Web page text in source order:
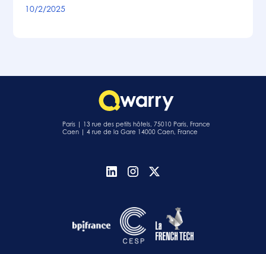
10/2/2025
Paris | 13 rue des petits hôtels, 75010 Paris, France
Caen | 4 rue de la Gare 14000 Caen, France